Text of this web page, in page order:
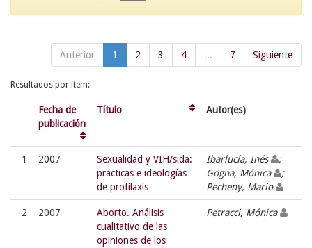
Anterior 1 2 3 4 ... 7 Siguiente
Resultados por ítem:
Fecha de
publicación
Título Autor(es)
1 2007
Sexualidad y VIH/sida:
prácticas e ideologías
de profilaxis
Ibarlucía, Inés
;
Gogna, Mónica
;
Pecheny, Mario
2 2007
Aborto. Análisis
cualitativo de las
opiniones de los
Petracci, Mónica